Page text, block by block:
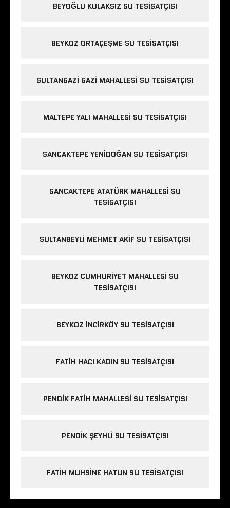
BEYOĞLU KULAKSIZ SU TESISATÇISI
BEYKOZ ORTAÇEŞME SU TESISATÇISI
SULTANGAZI GAZI MAHALLESI SU TESISATÇISI
MALTEPE YALI MAHALLESI SU TESISATÇISI
SANCAKTEPE YENIDOĞAN SU TESISATÇISI
SANCAKTEPE ATATÜRK MAHALLESI SU
TESISATÇISI
SULTANBEYLI MEHMET AKIF SU TESISATÇISI
BEYKOZ CUMHURIYET MAHALLESI SU
TESISATÇISI
BEYKOZ INCIRKÖY SU TESISATÇISI
FATIH HACI KADIN SU TESISATÇISI
PENDIK FATIH MAHALLESI SU TESISATÇISI
PENDIK ŞEYHLI SU TESISATÇISI
FATIH MUHSINE HATUN SU TESISATÇISI